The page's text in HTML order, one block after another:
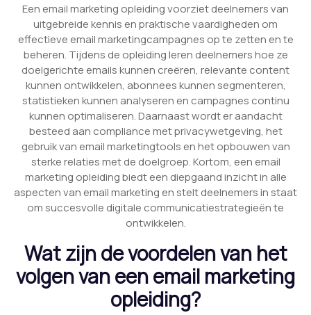
Een email marketing opleiding voorziet deelnemers van
uitgebreide kennis en praktische vaardigheden om
effectieve email marketingcampagnes op te zetten en te
beheren. Tijdens de opleiding leren deelnemers hoe ze
doelgerichte emails kunnen creëren, relevante content
kunnen ontwikkelen, abonnees kunnen segmenteren,
statistieken kunnen analyseren en campagnes continu
kunnen optimaliseren. Daarnaast wordt er aandacht
besteed aan compliance met privacywetgeving, het
gebruik van email marketingtools en het opbouwen van
sterke relaties met de doelgroep. Kortom, een email
marketing opleiding biedt een diepgaand inzicht in alle
aspecten van email marketing en stelt deelnemers in staat
om succesvolle digitale communicatiestrategieën te
ontwikkelen.
Wat zijn de voordelen van het
volgen van een email marketing
opleiding?